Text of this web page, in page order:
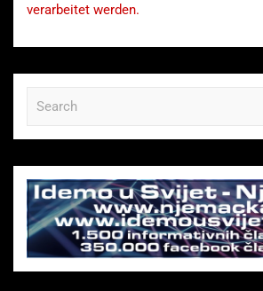
verarbeitet werden.
c
h